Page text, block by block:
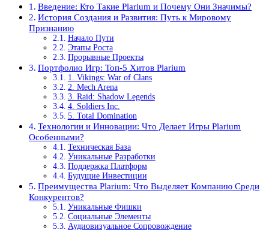
Введение: Кто Такие Plarium и Почему Они Значимы?
История Создания и Развития: Путь к Мировому
Признанию
Начало Пути
Этапы Роста
Прорывные Проекты
Портфолио Игр: Топ-5 Хитов Plarium
1. Vikings: War of Clans
2. Mech Arena
3. Raid: Shadow Legends
4. Soldiers Inc.
5. Total Domination
Технологии и Инновации: Что Делает Игры Plarium
Особенными?
Техническая База
Уникальные Разработки
Поддержка Платформ
Будущие Инвестиции
Преимущества Plarium: Что Выделяет Компанию Среди
Конкурентов?
Уникальные Фишки
Социальные Элементы
Аудиовизуальное Сопровождение